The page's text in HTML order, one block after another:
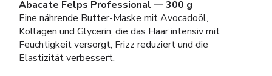
Abacate Felps Professional — 300 g
Eine nährende Butter-Maske mit Avocadoöl,
Kollagen und Glycerin, die das Haar intensiv mit
Feuchtigkeit versorgt, Frizz reduziert und die
Elastizität verbessert.